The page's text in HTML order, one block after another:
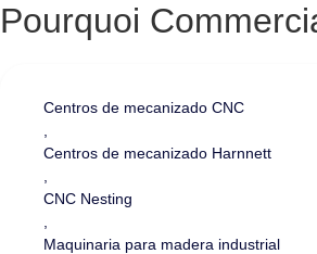
Pourquoi
Centros de mecanizado CNC
Centros de mecanizado Harnnett
CNC Nesting
Maquinaria para madera industrial